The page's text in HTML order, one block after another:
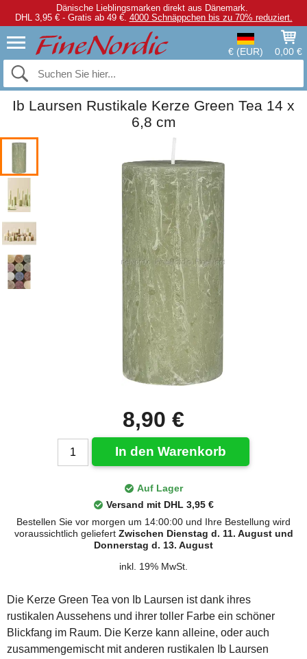
Dänische Lieblingsmarken direkt aus Dänemark.
DHL 3,95 € - Gratis ab 49 €. 4000 Schnäppchen bis zu 70% reduziert.
€ (EUR) 0,00 €
Ib Laursen Rustikale Kerze Green Tea 14 x
6,8 cm
8,90 €
In den Warenkorb
Auf Lager
Versand mit DHL 3,95 €
Bestellen Sie vor morgen um 14:00:00 und Ihre Bestellung wird
voraussichtlich geliefert Zwischen Dienstag d. 11. August und
Donnerstag d. 13. August
inkl. 19% MwSt.
Die Kerze Green Tea von Ib Laursen ist dank ihres
rustikalen Aussehens und ihrer toller Farbe ein schöner
Blickfang im Raum. Die Kerze kann alleine, oder auch
zusammengemischt mit anderen rustikalen Ib Laursen